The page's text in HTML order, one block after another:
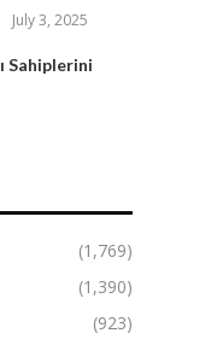
July 3, 2025
Sahiplerini
(1,769)
(1,390)
(923)